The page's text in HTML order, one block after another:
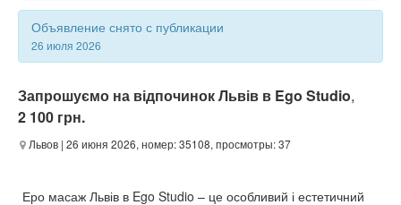
Объявление снято с публикации
26 июля 2026
Запрошуємо на відпочинок Львів в Ego Studio,
2 100 грн.
Львов | 26 июня 2026, номер: 35108, просмотры: 37
Еро масаж Львів в Ego Studio – це особливий і естетичний